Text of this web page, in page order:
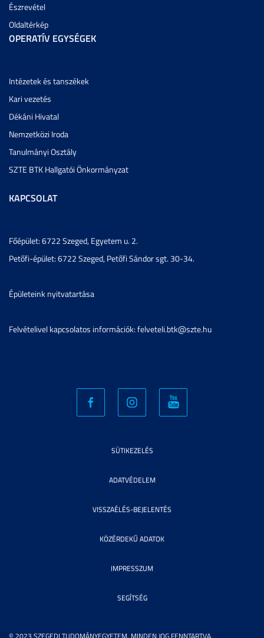
Észrevétel
Oldaltérkép
OPERATÍV EGYSÉGEK
Intézetek és tanszékek
Kari vezetés
Dékáni Hivatal
Nemzetközi Iroda
Tanulmányi Osztály
SZTE BTK Hallgatói Önkormányzat
KAPCSOLAT
Főépület: 6722 Szeged, Egyetem u. 2.
Petőfi-épület: 6722 Szeged, Petőfi Sándor sgt. 30-34.
Épületeink nyitvatartása
Felvételivel kapcsolatos információk: felveteli.btk@szte.hu
© 2023 SZEGEDI TUDOMÁNYEGYETEM. MINDEN JOG FENNTARTVA.
SÜTIKEZELÉS
ADATVÉDELEM
VISSZAÉLÉS-BEJELENTÉS
KÖZÉRDEKŰ ADATOK
IMPRESSZUM
SEGÍTSÉG